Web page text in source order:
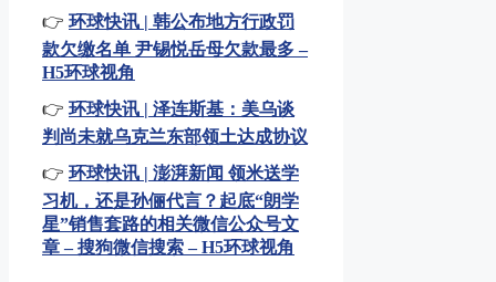
👉 环球快讯 | 韩公布地方行政罚
款欠缴名单 尹锡悦岳母欠款最多 –
H5环球视角
👉 环球快讯 | 泽连斯基：美乌谈
判尚未就乌克兰东部领土达成协议
👉 环球快讯 | 澎湃新闻 领米送学
习机，还是孙俪代言？起底“朗学
星”销售套路的相关微信公众号文
章 – 搜狗微信搜索 – H5环球视角